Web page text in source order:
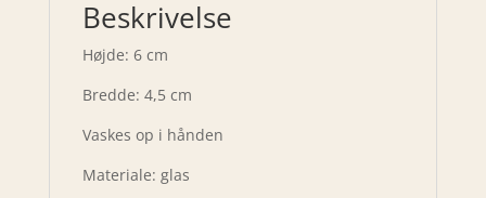
Beskrivelse
Højde: 6 cm
Bredde: 4,5 cm
Vaskes op i hånden
Materiale: glas